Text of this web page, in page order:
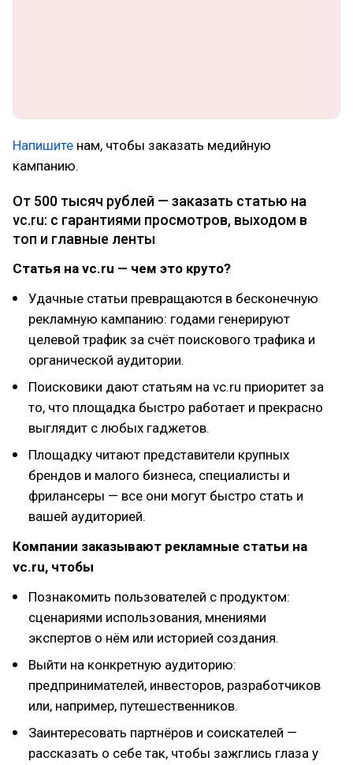
Напишите нам, чтобы заказать медийную
кампанию.
От 500 тысяч рублей — заказать статью на
vc.ru: с гарантиями просмотров, выходом в
топ и главные ленты
Статья на vc.ru — чем это круто?
Удачные статьи превращаются в бесконечную
рекламную кампанию: годами генерируют
целевой трафик за счёт поискового трафика и
органической аудитории.
Поисковики дают статьям на vc.ru приоритет за
то, что площадка быстро работает и прекрасно
выглядит с любых гаджетов.
Площадку читают представители крупных
брендов и малого бизнеса, специалисты и
фрилансеры — все они могут быстро стать и
вашей аудиторией.
Компании заказывают рекламные статьи на
vc.ru, чтобы
Познакомить пользователей с продуктом:
сценариями использования, мнениями
экспертов о нём или историей создания.
Выйти на конкретную аудиторию:
предпринимателей, инвесторов, разработчиков
или, например, путешественников.
Заинтересовать партнёров и соискателей —
рассказать о себе так, чтобы зажглись глаза у